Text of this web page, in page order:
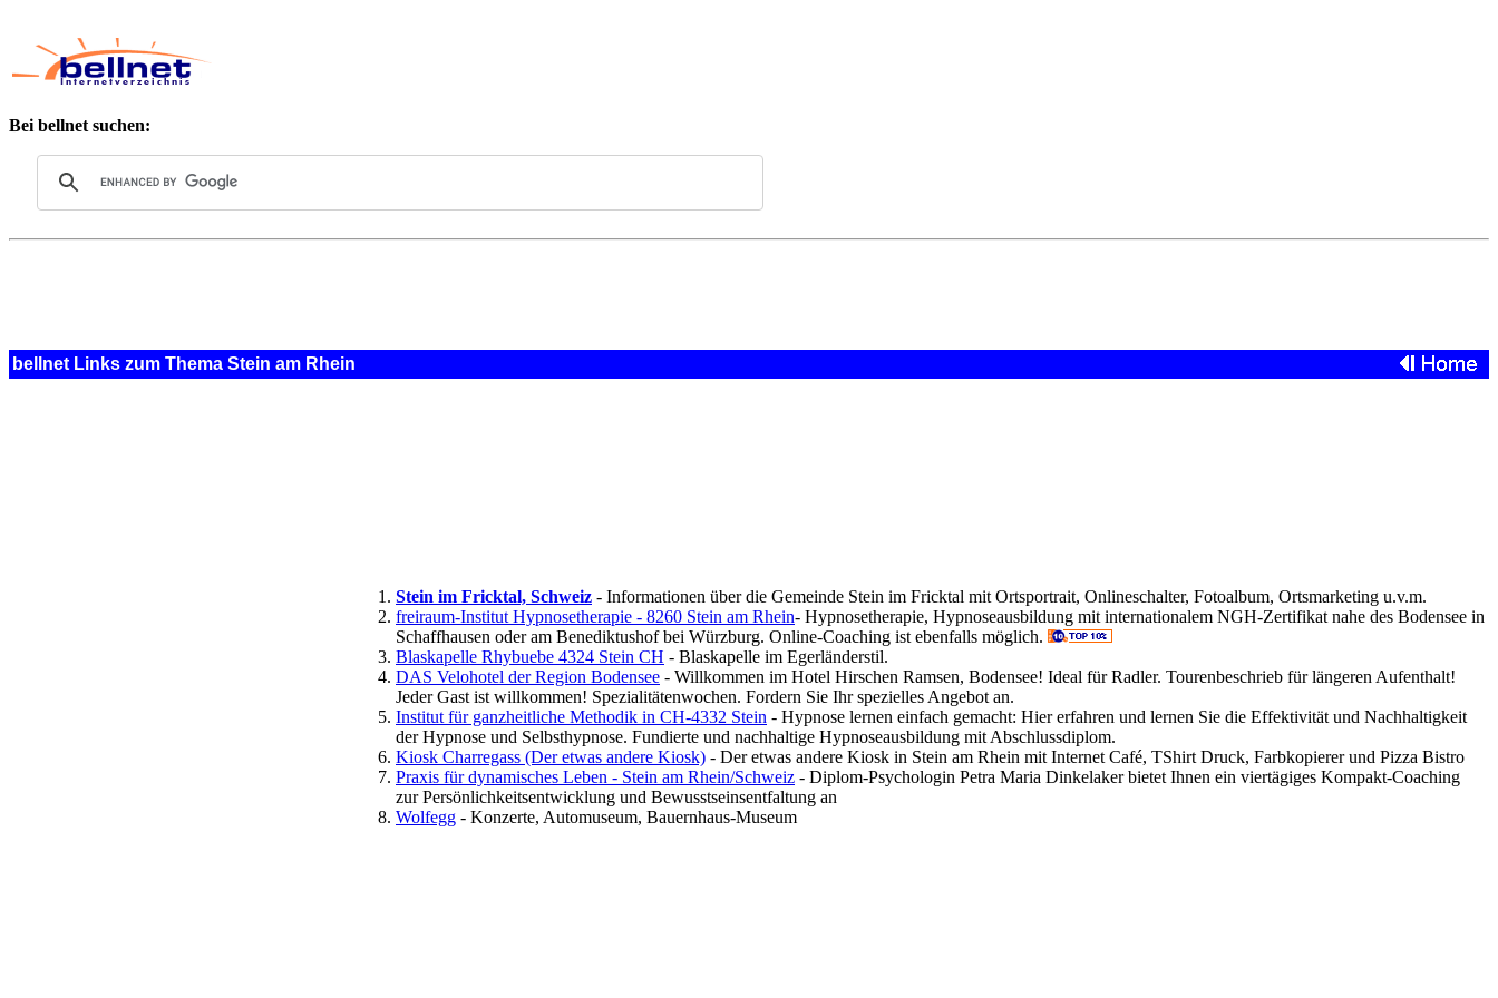
Bei bellnet suchen:
bellnet Links zum Thema Stein am Rhein
Stein im Fricktal, Schweiz - Informationen über die Gemeinde Stein im Fricktal mit Ortsportrait, Onlineschalter, Fotoalbum, Ortsmarketing u.v.m.
freiraum-Institut Hypnosetherapie - 8260 Stein am Rhein- Hypnosetherapie, Hypnoseausbildung mit internationalem NGH-Zertifikat nahe des Bodensee in
Schaffhausen oder am Benediktushof bei Würzburg. Online-Coaching ist ebenfalls möglich.
Blaskapelle Rhybuebe 4324 Stein CH - Blaskapelle im Egerländerstil.
DAS Velohotel der Region Bodensee - Willkommen im Hotel Hirschen Ramsen, Bodensee! Ideal für Radler. Tourenbeschrieb für längeren Aufenthalt!
Jeder Gast ist willkommen! Spezialitätenwochen. Fordern Sie Ihr spezielles Angebot an.
Institut für ganzheitliche Methodik in CH-4332 Stein - Hypnose lernen einfach gemacht: Hier erfahren und lernen Sie die Effektivität und Nachhaltigkeit
der Hypnose und Selbsthypnose. Fundierte und nachhaltige Hypnoseausbildung mit Abschlussdiplom.
Kiosk Charregass (Der etwas andere Kiosk) - Der etwas andere Kiosk in Stein am Rhein mit Internet Café, TShirt Druck, Farbkopierer und Pizza Bistro
Praxis für dynamisches Leben - Stein am Rhein/Schweiz - Diplom-Psychologin Petra Maria Dinkelaker bietet Ihnen ein viertägiges Kompakt-Coaching
zur Persönlichkeitsentwicklung und Bewusstseinsentfaltung an
Wolfegg - Konzerte, Automuseum, Bauernhaus-Museum